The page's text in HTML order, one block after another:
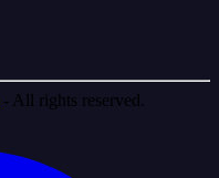
- All rights reserved.